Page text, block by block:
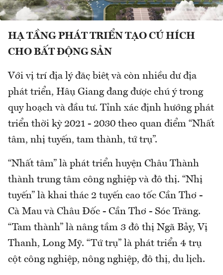
HẠ TẦNG PHÁT TRIỂN TẠO CÚ HÍCH
CHO BẤT ĐỘNG SẢN
Với vị trí địa lý đặc biệt và còn nhiều dư địa
phát triển, Hậu Giang đang được chú ý trong
quy hoạch và đầu tư. Tỉnh xác định hướng phát
triển thời kỳ 2021 - 2030 theo quan điểm “Nhất
tâm, nhị tuyến, tam thành, tứ trụ”.
“Nhất tâm” là phát triển huyện Châu Thành
thành trung tâm công nghiệp và đô thị. “Nhị
tuyến” là khai thác 2 tuyến cao tốc Cần Thơ -
Cà Mau và Châu Đốc - Cần Thơ - Sóc Trăng.
“Tam thành” là nâng tầm 3 đô thị Ngã Bảy, Vị
Thanh, Long Mỹ. “Tứ trụ” là phát triển 4 trụ
cột công nghiệp, nông nghiệp, đô thị, du lịch.